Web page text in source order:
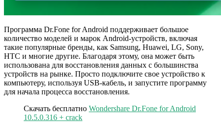
Программа Dr.Fone for Android поддерживает большое
количество моделей и марок Android-устройств, включая
такие популярные бренды, как Samsung, Huawei, LG, Sony,
HTC и многие другие. Благодаря этому, она может быть
использована для восстановления данных с большинства
устройств на рынке. Просто подключите свое устройство к
компьютеру, используя USB-кабель, и запустите программу
для начала процесса восстановления.
Скачать бесплатно Wondershare Dr.Fone for Android
10.5.0.316 + crack